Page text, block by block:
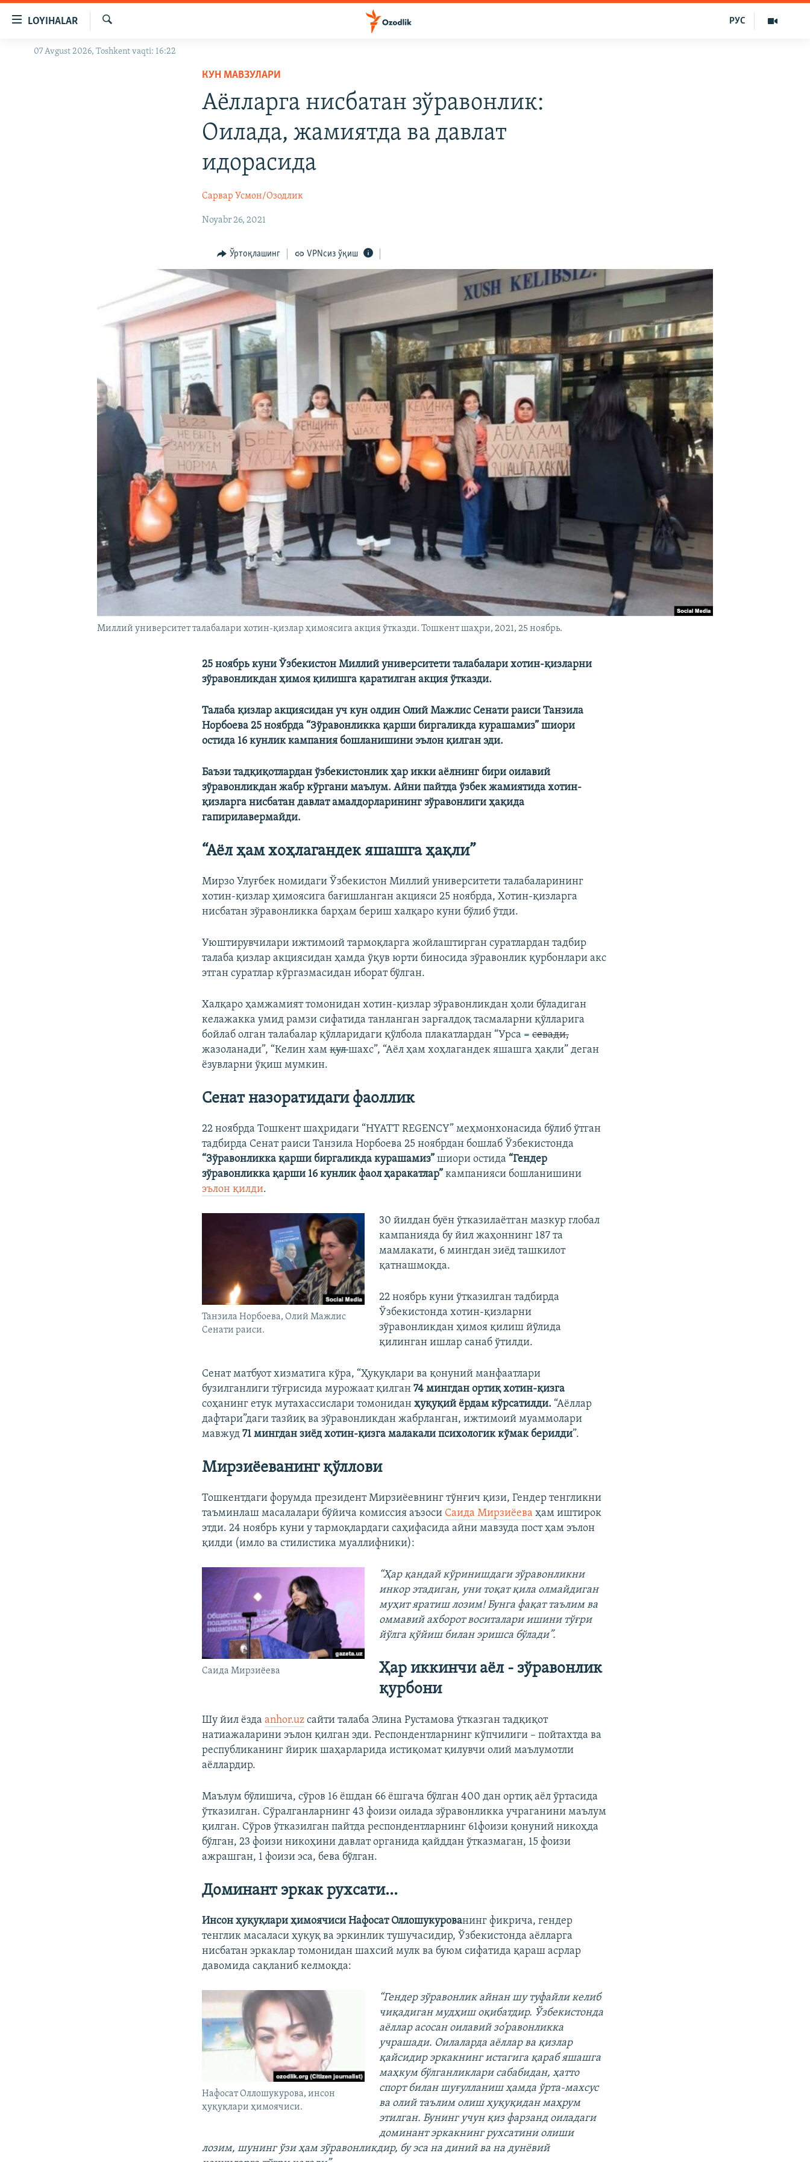
Бош
LOYIHALAR
OZODLIK SURISHTIRUVLARI
Излаш
РУС
07 Avgust 2026, Toshkent vaqti: 16:22
КУН МАВЗУЛАРИ
Аёлларга нисбатан зўравонлик:
Оилада, жамиятда ва давлат
идорасида
Сарвар Усмон/Озодлик
Noyabr 26, 2021
Ўртоқлашинг VPNсиз ўқиш
Миллий университет талабалари хотин-қизлар ҳимоясига акция ўтказди. Тошкент шаҳри, 2021, 25 ноябрь.
25 ноябрь куни Ўзбекистон Миллий университети талабалари хотин-қизларни
зўравонликдан ҳимоя қилишга қаратилган акция ўтказди.
Талаба қизлар акциясидан уч кун олдин Олий Мажлис Сенати раиси Танзила
Норбоева 25 ноябрда “Зўравонликка қарши биргаликда курашамиз” шиори
остида 16 кунлик кампания бошланишини эълон қилган эди.
Баъзи тадқиқотлардан ўзбекистонлик ҳар икки аёлнинг бири оилавий
зўравонликдан жабр кўргани маълум. Айни пайтда ўзбек жамиятида хотин-
қизларга нисбатан давлат амалдорларининг зўравонлиги ҳақида
гапирилавермайди.
“Аёл ҳам хоҳлагандек яшашга ҳақли”
Мирзо Улуғбек номидаги Ўзбекистон Миллий университети талабаларининг
хотин-қизлар ҳимоясига бағишланган акцияси 25 ноябрда, Хотин-қизларга
нисбатан зўравонликка барҳам бериш халқаро куни бўлиб ўтди.
Уюштирувчилари ижтимоий тармоқларга жойлаштирган суратлардан тадбир
талаба қизлар акциясидан ҳамда ўқув юрти биносида зўравонлик қурбонлари акс
этган суратлар кўргазмасидан иборат бўлган.
Халқаро ҳамжамият томонидан хотин-қизлар зўравонликдан ҳоли бўладиган
келажакка умид рамзи сифатида танланган зарғалдоқ тасмаларни қўлларига
бойлаб олган талабалар қўлларидаги қўлбола плакатлардан “Урса =севади,
жазоланади”, “Келин хамқулшахс”, “Аёл ҳам хоҳлагандек яшашга ҳақли” деган
ёзувларни ўқиш мумкин.
Сенат назоратидаги фаоллик
22 ноябрда Тошкент шаҳридаги “HYATT REGENCY” меҳмонхонасида бўлиб ўтган
тадбирда Сенат раиси Танзила Норбоева 25 ноябрдан бошлаб Ўзбекистонда
“Зўравонликка қарши биргаликда курашамиз” шиори остида “Гендер
зўравонликка қарши 16 кунлик фаол ҳаракатлар” кампанияси бошланишини
эълон қилди.
Танзила Норбоева, Олий Мажлис
Сенати раиси.
30 йилдан буён ўтказилаётган мазкур глобал
кампанияда бу йил жаҳоннинг 187 та
мамлакати, 6 мингдан зиёд ташкилот
қатнашмоқда.
22 ноябрь куни ўтказилган тадбирда
Ўзбекистонда хотин-қизларни
зўравонликдан ҳимоя қилиш йўлида
қилинган ишлар санаб ўтилди.
Сенат матбуот хизматига кўра, “Ҳуқуқлари ва қонуний манфаатлари
бузилганлиги тўғрисида мурожаат қилган74 мингдан ортиқ хотин-қизга
соҳанинг етук мутахассислари томониданҳуқуқий ёрдам кўрсатилди. “Аёллар
дафтари”даги тазйиқ ва зўравонликдан жабрланган, ижтимоий муаммолари
мавжуд71 мингдан зиёд хотин-қизга малакали психологик кўмак берилди”.
Мирзиёеванинг қўллови
Тошкентдаги форумда президент Мирзиёевнинг тўнғич қизи, Гендер тенгликни
таъминлаш масалалари бўйича комиссия аъзоси Саида Мирзиёева ҳам иштирок
этди. 24 ноябрь куни у тармоқлардаги саҳифасида айни мавзуда пост ҳам эълон
қилди (имло ва стилистика муаллифники):
Саида Мирзиёева
“Ҳар қандай кўринишдаги зўравонликни
инкор этадиган, уни тоқат қила олмайдиган
муҳит яратиш лозим! Бунга фақат таълим ва
оммавий ахборот воситалари ишини тўғри
йўлга қўйиш билан эришса бўлади”.
Ҳар иккинчи аёл - зўравонлик
қурбони
Шу йил ёздаanhor.uz сайти талаба Элина Рустамова ўтказган тадқиқот
натиажаларини эълон қилган эди. Респондентларнинг кўпчилиги – пойтахтда ва
республиканинг йирик шаҳарларида истиқомат қилувчи олий маълумотли
аёллардир.
Маълум бўлишича, сўров 16 ёшдан 66 ёшгача бўлган 400 дан ортиқ аёл ўртасида
ўтказилган. Сўралганларнинг 43 фоизи оилада зўравонликка учраганини маълум
қилган. Сўров ўтказилган пайтда респондентларнинг 61фоизи қонуний никоҳда
бўлган, 23 фоизи никоҳини давлат органида қайддан ўтказмаган, 15 фоизи
ажрашган, 1 фоизи эса, бева бўлган.
Доминант эркак рухсати...
Инсон ҳуқуқлари ҳимоячиси Нафосат Оллошукурованинг фикрича, гендер
тенглик масаласи ҳуқуқ ва эркинлик тушучасидир, Ўзбекистонда аёлларга
нисбатан эркаклар томонидан шахсий мулк ва буюм сифатида қараш асрлар
давомида сақланиб келмоқда:
Нафосат Оллошукурова, инсон
ҳуқуқлари ҳимоячиси.
“Гендер зўравонлик айнан шу туфайли келиб
чиқадиган мудҳиш оқибатдир. Ўзбекистонда
аёллар асосан оилавий зо’равонликка
учрашади. Оилаларда аёллар ва қизлар
қайсидир эркакнинг истагига қараб яшашга
маҳкум бўлганликлари сабабидан, ҳатто
спорт билан шуғулланиш ҳамда ўрта-махсус
ва олий таълим олиш ҳуқуқидан маҳрум
этилган. Бунинг учун қиз фарзанд оиладаги
доминант эркакнинг рухсатини олиши
лозим, шунинг ўзи ҳам зўравонликдир, бу эса на диний ва на дунёвий